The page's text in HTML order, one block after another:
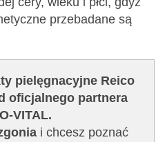
przebadane są
pielęgnacyjne Reico
oficjalnego partnera
VITAL.
i chcesz poznać